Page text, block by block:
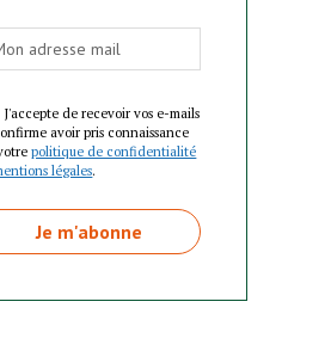
J'accepte de recevoir vos e-mails
avoir pris connaissance
politique de confidentialité
légales.